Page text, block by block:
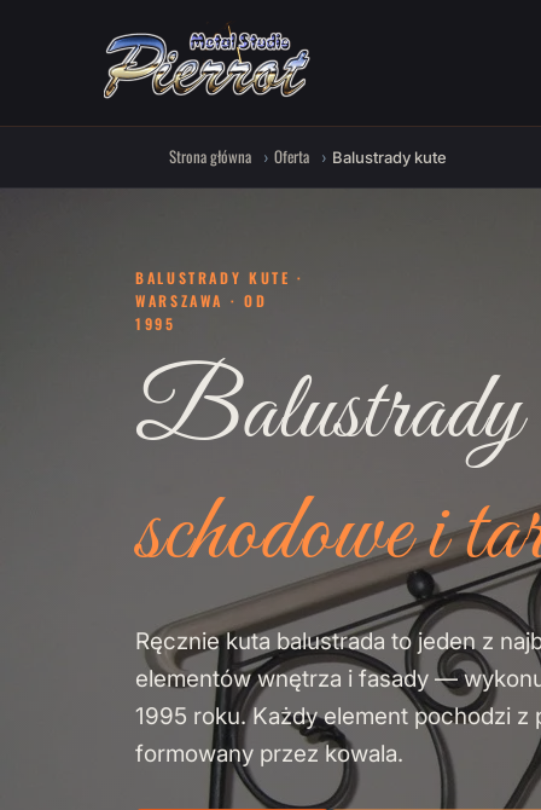
Strona główna Oferta Balustrady kute
BALUSTRADY KUTE ·
WARSZAWA · OD
1995
Balustrady
schodowe i
Ręcznie kuta balustrada to jeden z
elementów wnętrza i fasady —
1995 roku. Każdy element pochodzi z
formowany przez kowala.